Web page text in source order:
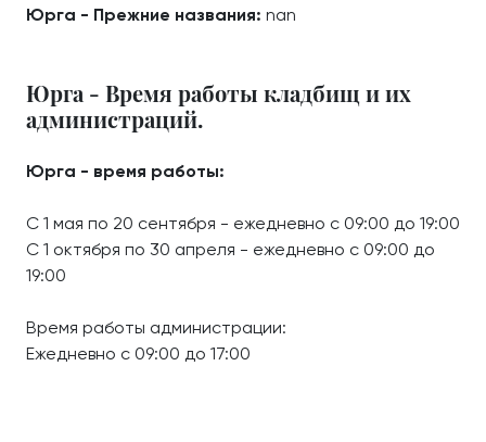
Юрга - Прежние названия: nan
Юрга - Время работы кладбищ и их
администраций.
Юрга - время работы:
С 1 мая по 20 сентября - ежедневно с 09:00 до 19:00
С 1 октября по 30 апреля - ежедневно с 09:00 до
19:00
Время работы администрации:
Ежедневно с 09:00 до 17:00